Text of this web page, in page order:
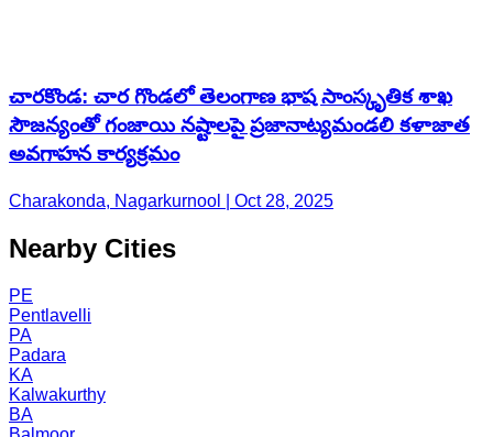
చారకొండ: చార గొండలో తెలంగాణ భాష సాంస్కృతిక శాఖ
సౌజన్యంతో గంజాయి నష్టాలపై ప్రజానాట్యమండలి కళాజాత
అవగాహన కార్యక్రమం
Charakonda, Nagarkurnool | Oct 28, 2025
Nearby Cities
PE
Pentlavelli
PA
Padara
KA
Kalwakurthy
BA